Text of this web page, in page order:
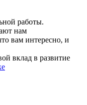
работы.
нам
вам интересно, и
вклад в развитие